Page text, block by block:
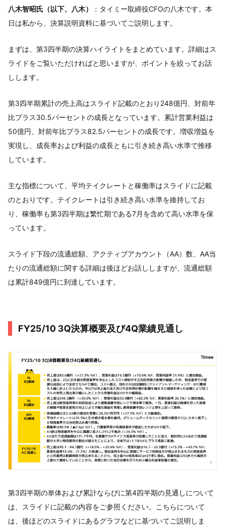
八木智昭氏（以下、八木）
：タイミー取締役CFOの八木です。本
日は私から、決算説明資料に基づいてご説明します。
まずは、第3四半期の決算ハイライトをまとめています。詳細はス
ライドをご覧いただければと思いますが、ポイントを絞ってお話
しします。
第3四半期累計の売上高はスライド記載のとおり248億円、対前年
比プラス30.5パーセントの成長となっています。累計営業利益は
50億円、対前年比プラス82.5パーセントの成長です。増収増益を
実現し、成長率および利益の成長ともに引き続き高い水準で推移
しています。
主な指標について、平均テイクレートと稼働率はスライドに記載
のとおりです。テイクレートは引き続き高い水準を維持してお
り、稼働率も第3四半期は繁忙期である7月を含めて高い水準を保
っています。
スライド下段の流通総額、アクティブアカウント（AA）数、AA当
たりの流通総額に関する詳細は後ほどお話ししますが、流通総額
は累計849億円に到達しています。
FY25/10 3Q決算概要及び4Q業績見通し
第3四半期の単体および累計ならびに第4四半期の見通しについて
は、スライドに記載の内容をご参照ください。こちらについて
は、後ほどのスライドにあるグラフなどに基づいてご説明しま